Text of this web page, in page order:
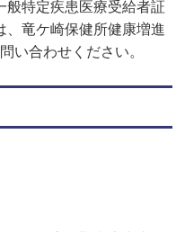
特定疾患医療受給者証
、竜ケ崎保健所健康増進
い合わせください。